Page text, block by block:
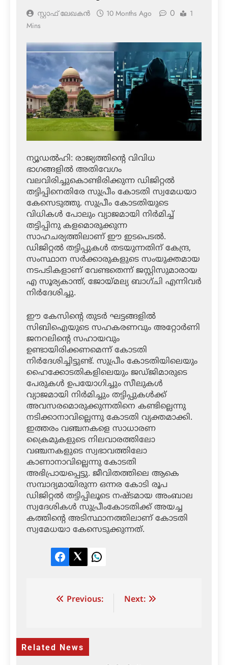
സ്റ്റാഫ് ലേഖകൻ 10 Months Ago 0
1
Mins
ന്യൂഡല്‍ഹി: രാജ്യത്തിന്റെ വിവിധ
ഭാഗങ്ങളില്‍ അതിവേഗം
വലവിരിച്ചുകൊണ്ടിരിക്കുന്ന ഡിജിറ്റല്‍
തട്ടിപ്പിനെതിരേ സുപ്രീം കോടതി സ്വമേധയാ
കേസെടുത്തു. സുപ്രീം കോടതിയുടെ
വിധികള്‍ പോലും വ്യാജമായി നിര്‍മിച്ച്
തട്ടിപ്പിനു കളമൊരുക്കുന്ന
സാഹചര്യത്തിലാണ് ഈ ഇടപെടല്‍.
ഡിജിറ്റല്‍ തട്ടിപ്പുകള്‍ തടയുന്നതിന് കേന്ദ്ര,
സംസ്ഥാന സര്‍ക്കാരുകളുടെ സംയുക്തമായ
നടപടികളാണ് വേണ്ടതെന്ന് ജസ്റ്റിസുമാരായ
എ സൂര്യകാന്ത്, ജോയ്മല്യ ബാഗ്ചി എന്നിവര്‍
നിര്‍ദേശിച്ചു.
ഈ കേസിന്റെ തുടര്‍ ഘട്ടങ്ങളില്‍
സിബിഐയുടെ സഹകരണവും അറ്റോര്‍ണി
ജനറലിന്റെ സഹായവും
ഉണ്ടായിരിക്കണമെന്ന് കോടതി
നിര്‍ദേശിച്ചിട്ടുണ്ട്. സുപ്രീം കോടതിയിലെയും
ഹൈക്കോടതികളിലെയും ജഡ്ജിമാരുടെ
പേരുകള്‍ ഉപയോഗിച്ചും സീലുകള്‍
വ്യാജമായി നിര്‍മിച്ചും തട്ടിപ്പുകള്‍ക്ക്
അവസരമൊരുക്കുന്നതിനെ കണ്ടില്ലെന്നു
നടിക്കാനാവില്ലെന്നു കോടതി വ്യക്തമാക്കി.
ഇത്തരം വഞ്ചനകളെ സാധാരണ
ക്രൈമുകളുടെ നിലവാരത്തിലോ
വഞ്ചനകളുടെ സ്വഭാവത്തിലോ
കാണാനാവില്ലെന്നു കോടതി
അഭിപ്രായപ്പെട്ടു. ജീവിതത്തിലെ ആകെ
സമ്പാദ്യമായിരുന്ന ഒന്നര കോടി രൂപ
ഡിജിറ്റല്‍ തട്ടിപ്പിലൂടെ നഷ്ടമായ അംബാല
സ്വദേശികള്‍ സുപ്രീംകോടതിക്ക് അയച്ച
കത്തിന്റെ അടിസ്ഥാനത്തിലാണ് കോടതി
സ്വമേധയാ കേസെടുക്കുന്നത്.
Facebook
TwitterLinkedIn
Post Previous: Next:
Related News